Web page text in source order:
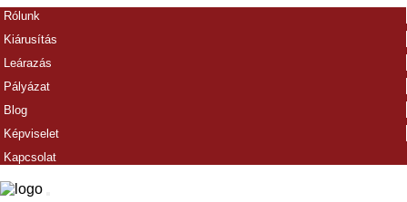
Rólunk
Kiárusítás
Leárazás
Pályázat
Blog
Képviselet
Kapcsolat